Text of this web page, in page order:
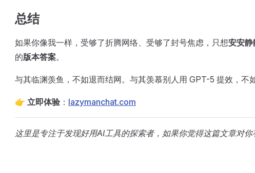
总结
如果你像我一样，受够了折腾网络、受够了封号焦虑，只想安安
的版本答案。
与其临渊羡鱼，不如退而结网。与其羡慕别人用 GPT-5 提效，不
👉 立即体验 ： lazymanchat.com
这里是专注于发现好用AI工具的探索者，如果你觉得这篇文章对